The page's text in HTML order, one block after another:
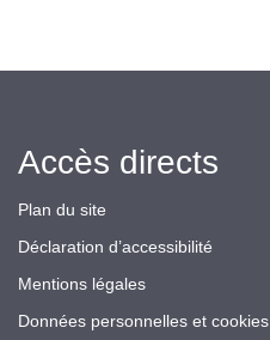
Accès directs
Plan du site
Déclaration d’accessibilité
Mentions légales
Données personnelles et cookies